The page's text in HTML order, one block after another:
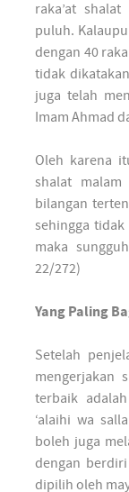
raka’at
puluh.
dengan 40
tidak
juga telah
Imam Ahmad
Oleh karena
shalat
bilangan
sehingga
maka
22/272)
Yang Paling
Setelah
mengerjakan
terbaik
‘alaihi wa
boleh juga
dengan
dipilih oleh